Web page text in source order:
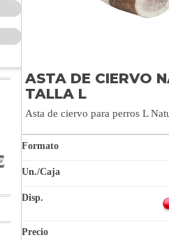
ASTA DE CIERVO
TALLA L
Asta de ciervo para perros L